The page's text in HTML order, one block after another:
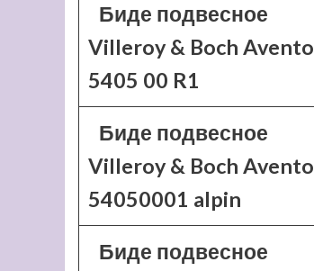
Биде подвесное
Villeroy & Boch Avento
5405 00 R1
Биде подвесное
Villeroy & Boch Avento
54050001 alpin
Биде подвесное